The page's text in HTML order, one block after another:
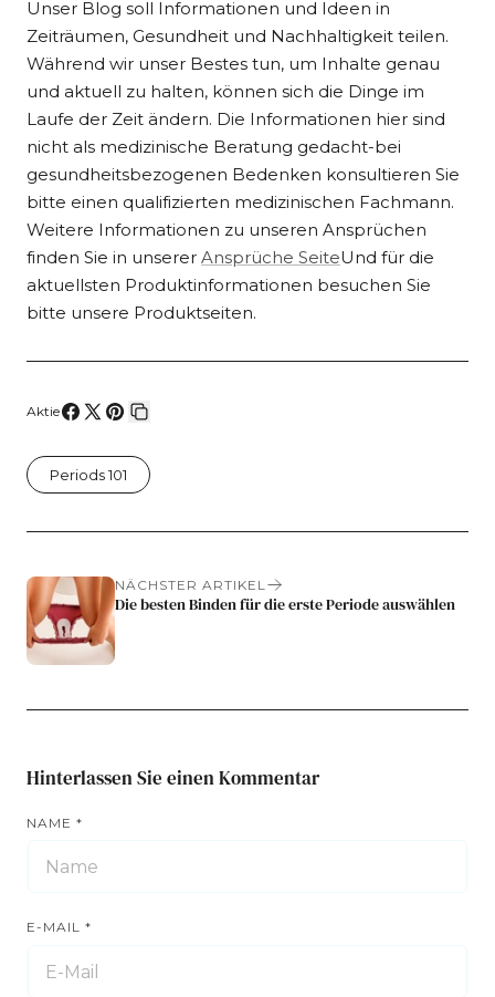
Unser Blog soll Informationen und Ideen in
Zeiträumen, Gesundheit und Nachhaltigkeit teilen.
Während wir unser Bestes tun, um Inhalte genau
und aktuell zu halten, können sich die Dinge im
Laufe der Zeit ändern. Die Informationen hier sind
nicht als medizinische Beratung gedacht-bei
gesundheitsbezogenen Bedenken konsultieren Sie
bitte einen qualifizierten medizinischen Fachmann.
Weitere Informationen zu unseren Ansprüchen
finden Sie in unserer Ansprüche SeiteUnd für die
aktuellsten Produktinformationen besuchen Sie
bitte unsere Produktseiten.
Aktie
Facebook
teilen
auf
X
Pinterest
pinnen
kopieren
Periods 101
NÄCHSTER ARTIKEL
Die besten Binden für die erste Periode auswählen
Hinterlassen Sie einen Kommentar
NAME *
E-MAIL *